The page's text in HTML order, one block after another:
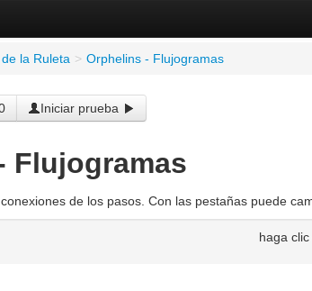
la Ruleta > Orphelins - Flujogramas
Iniciar prueba
Flujogramas
de los pasos. Con las pestañas puede
haga